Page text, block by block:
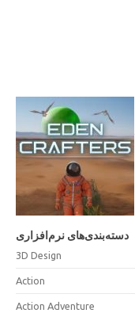
دسته‌بندی‌های نرم‌افزاری
3D Design
Action
Action Adventure